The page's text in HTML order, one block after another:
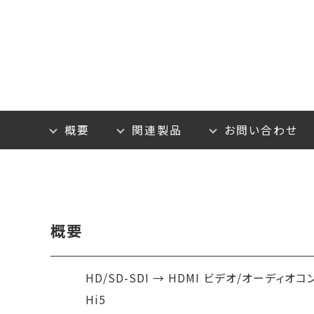
概要 関連製品 お問い合わせ
概要
HD/SD-SDI → HDMI ビデオ/オーディオコ
Hi5